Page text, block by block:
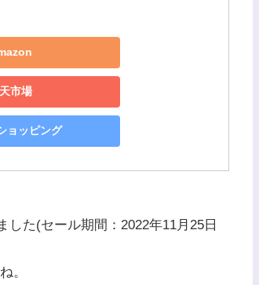
市場
ョッピング
た(セール期間：2022年11月25日
。